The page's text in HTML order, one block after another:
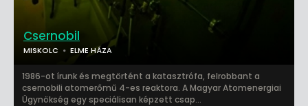
Csernobil
MISKOLC ELME HÁZA
1986-ot írunk és megtörtént a katasztrófa, felrobbant a
csernobili atomerőmű 4-es reaktora. A Magyar Atomenergiai
Ügynökség egy speciálisan képzett csap...